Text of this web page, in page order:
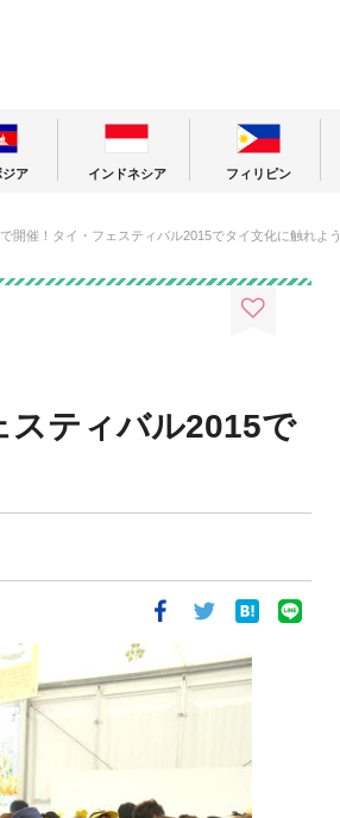
ジア インドネシア フィリピン
開催！タイ・フェスティバル2015でタイ文化に触れよう
スティバル2015で